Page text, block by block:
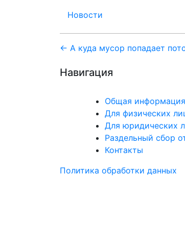
Новости
Навигация
по
← А куда мусор попадает
Навигация
Общая информация
Для физических
Для юридических
Раздельный сбор
Контакты
Политика обработки данных